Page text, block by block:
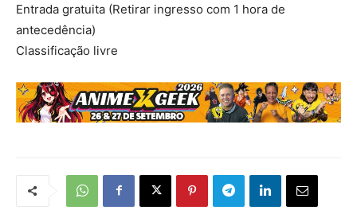
Entrada gratuita (Retirar ingresso com 1 hora de
antecedência)
Classificação livre